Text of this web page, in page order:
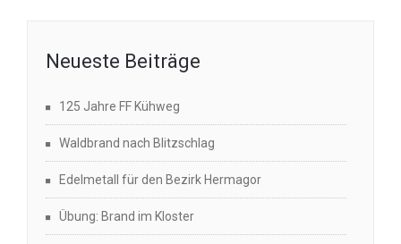
Neueste Beiträge
125 Jahre FF Kühweg
Waldbrand nach Blitzschlag
Edelmetall für den Bezirk Hermagor
Übung: Brand im Kloster